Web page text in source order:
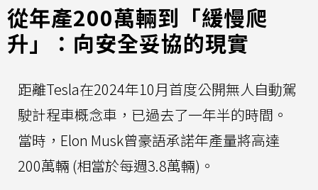
從年產200萬輛到「緩慢爬
升」：向安全妥協的現實
距離Tesla在2024年10月首度公開無人自動駕
駛計程車概念車，已過去了一年半的時間。
當時，Elon Musk曾豪語承諾年產量將高達
200萬輛 (相當於每週3.8萬輛)。